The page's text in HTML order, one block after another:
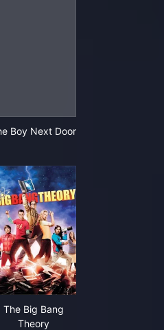
Boy Next Door
The Big Bang
Theory